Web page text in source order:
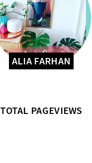
ALIA FARHAN
TOTAL PAGEVIEWS